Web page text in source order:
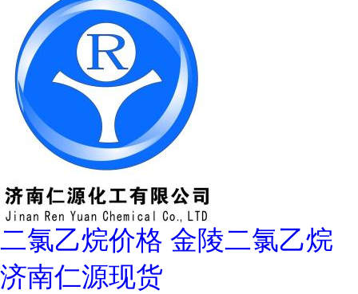
二氯乙烷价格 金陵二氯乙烷
济南仁源现货